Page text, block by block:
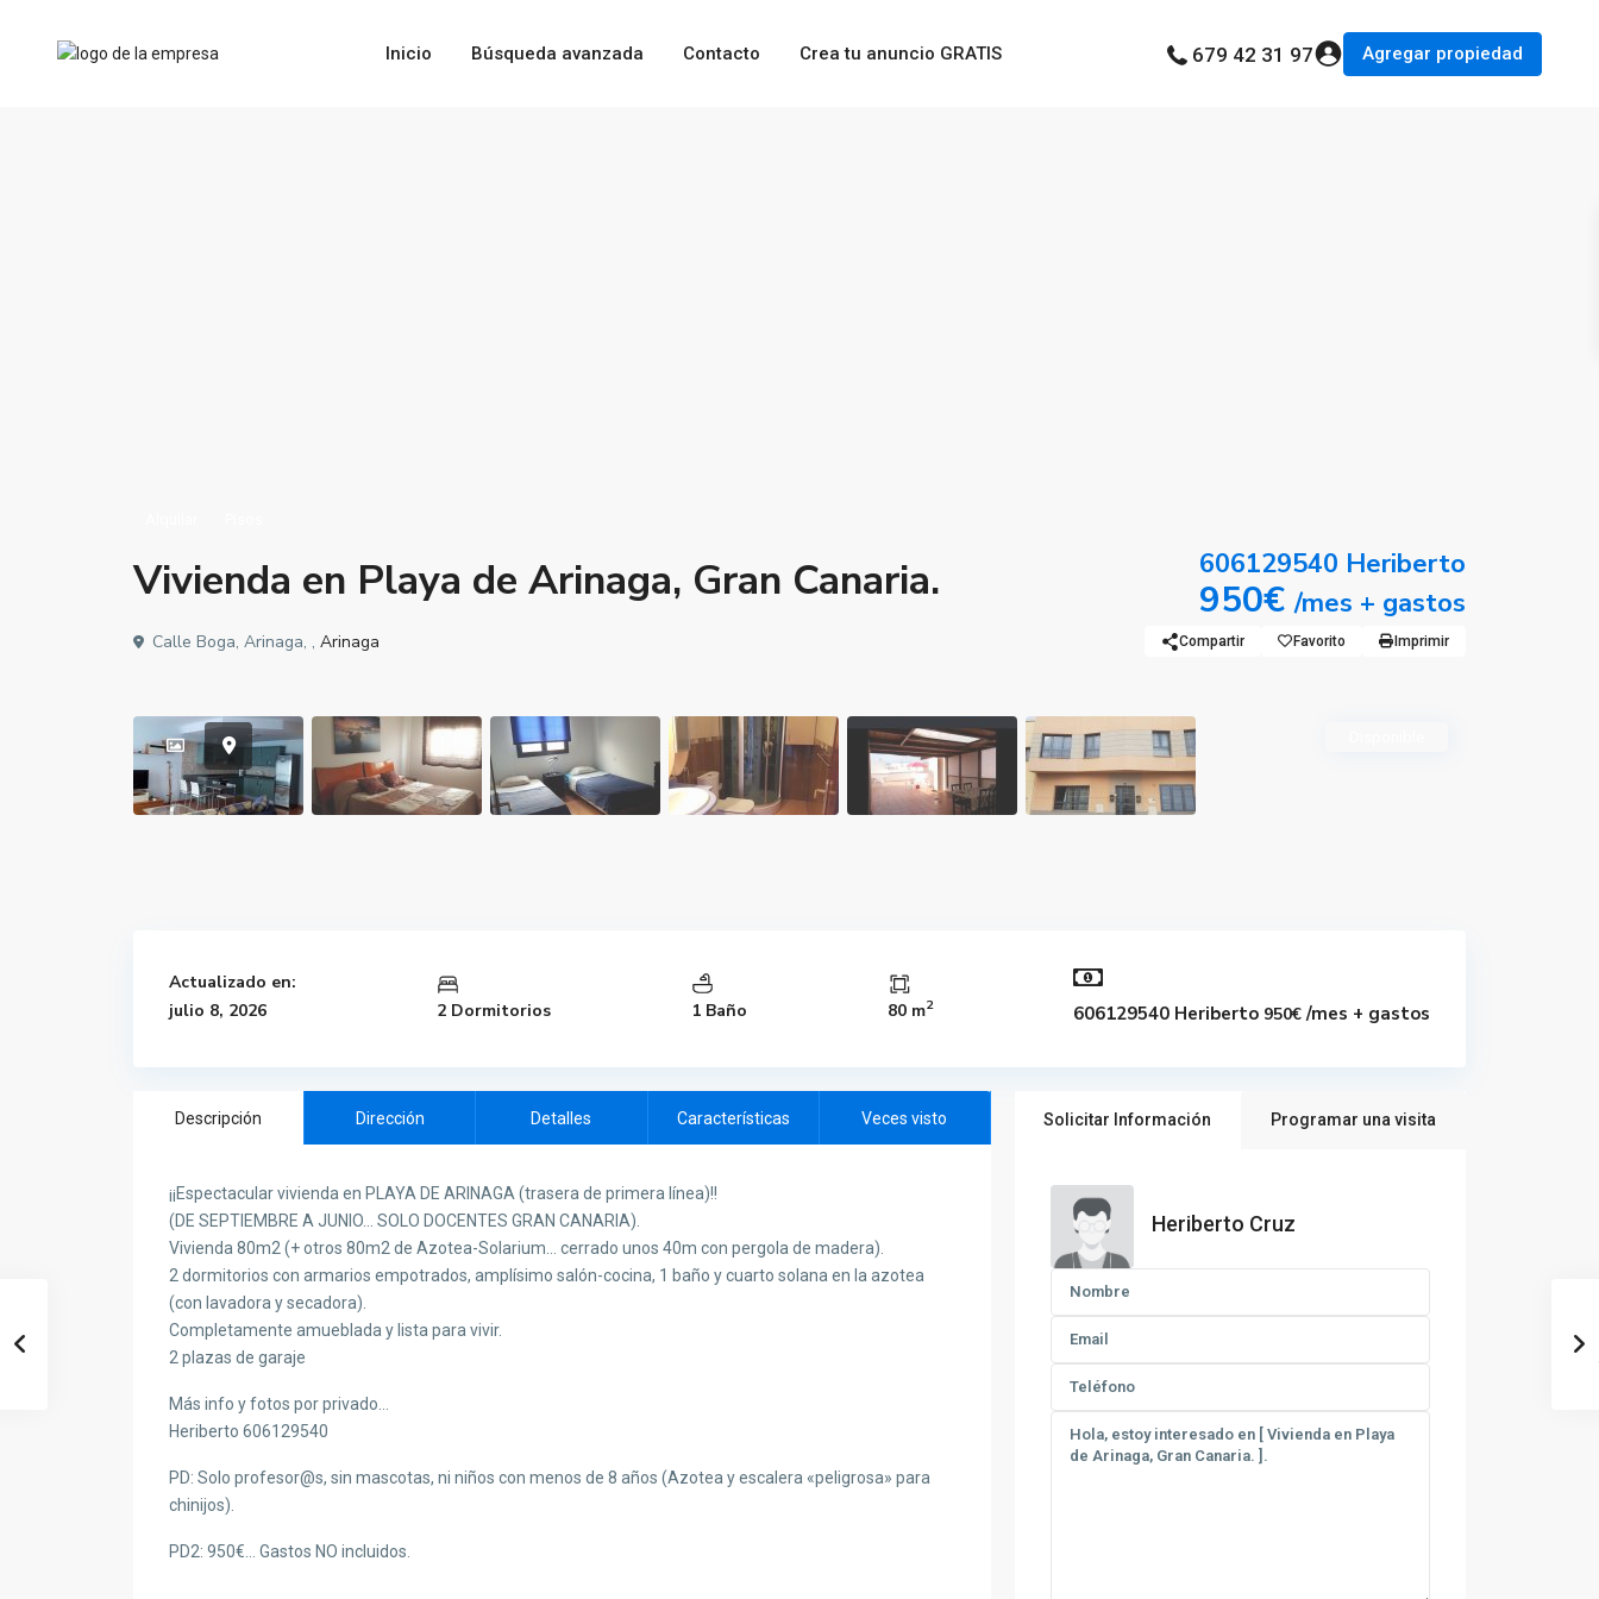
Inicio Búsqueda avanzada Contacto Crea tu anuncio GRATIS 679 42 31 97 Agregar propiedad
Vivienda en Playa de Arinaga, Gran Canaria. 606129540 Heriberto
950€/mes + gastos
Calle Boga, Arinaga, , Arinaga Compartir Favorito Imprimir
Actualizado en:
julio 8, 2026
2 Dormitorios 1 Baño 80 m2 606129540 Heriberto 950€/mes + gastos
Descripción Dirección Detalles Características Veces visto
¡¡Espectacular vivienda en PLAYA DE ARINAGA (trasera de primera línea)!!
(DE SEPTIEMBRE A JUNIO… SOLO DOCENTES GRAN CANARIA).
Vivienda 80m2 (+ otros 80m2 de Azotea-Solarium… cerrado unos 40m con pergola de madera).
2 dormitorios con armarios empotrados, amplísimo salón-cocina, 1 baño y cuarto solana en la azotea
(con lavadora y secadora).
Completamente amueblada y lista para vivir.
2 plazas de garaje
Más info y fotos por privado…
Heriberto 606129540
PD: Solo profesor@s, sin mascotas, ni niños con menos de 8 años (Azotea y escalera «peligrosa» para
chinijos).
PD2: 950€… Gastos NO incluidos.
Solicitar Información Programar una visita
Heriberto Cruz